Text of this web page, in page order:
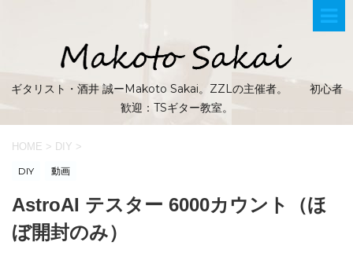
ギタリスト・酒井 誠ーMakoto Sakai。ZZLの主催者。 初心者
歓迎：TSギター教室。
HOME > DIY >
DIY 動画
AstroAI テスター 6000カウント（ほ
ぼ開封のみ）